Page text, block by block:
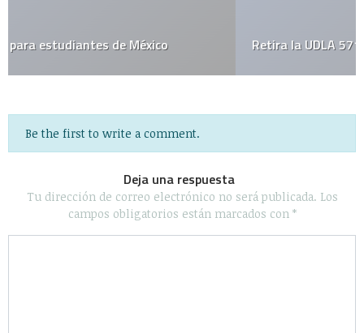
Retira la UDLA 571 becas
Be the first to write a comment.
Deja una respuesta
Tu dirección de correo electrónico no será publicada. Los
campos obligatorios están marcados con *